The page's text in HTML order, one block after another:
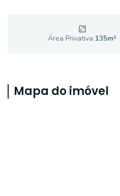
Área Privativa 135m²
Mapa do imóvel